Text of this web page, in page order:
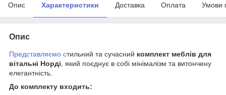
Опис Характеристики Доставка Оплата Умови
Опис
Представляємо стильний та сучасний комплект меблів для
вітальні Норді , який поєднує в собі мінімалізм та витончену
елегантність.
До комплекту входить: